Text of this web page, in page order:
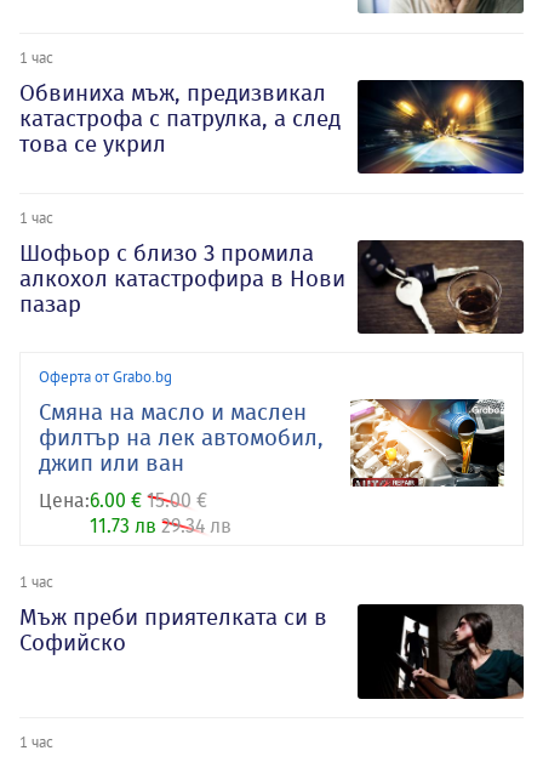
1 час
Обвиниха мъж, предизвикал
катастрофа с патрулка, а след
това се укрил
1 час
Шофьор с близо 3 промила
алкохол катастрофира в Нови
пазар
Оферта от Grabo.bg
Смяна на масло и маслен
филтър на лек автомобил,
джип или ван
Цена:6.00 € 15.00 €
11.73 лв 29.34 лв
1 час
Мъж преби приятелката си в
Софийско
1 час